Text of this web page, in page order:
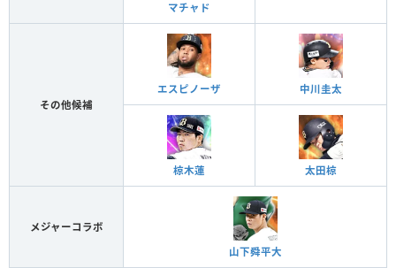
マチャド
その他候補
エスピノーザ 中川圭太
椋木蓮 太田椋
メジャーコラボ
山下舜平大